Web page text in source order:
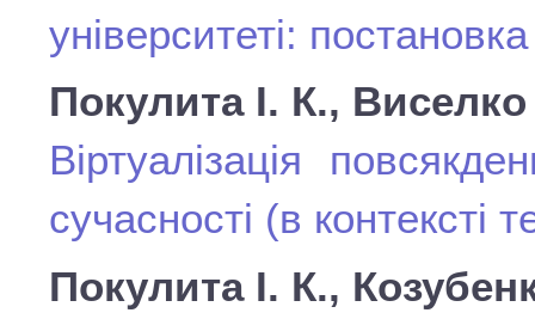
університеті:
Покулита І. К., Виселко
Віртуалізація
сучасності (в контексті
Покулита І. К.,